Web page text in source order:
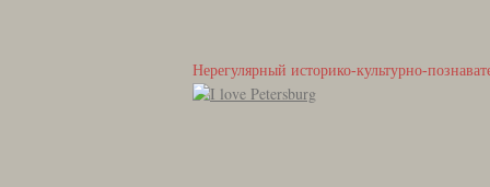
Нерегулярный историко-культурно-